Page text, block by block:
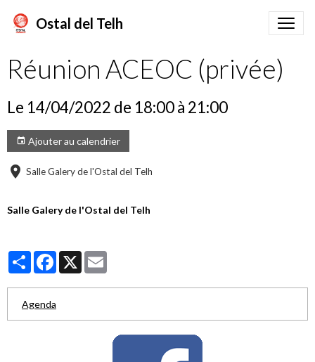
Ostal del Telh
Réunion ACEOC (privée)
Le 14/04/2022 de 18:00à 21:00
Ajouter au calendrier
Salle Galery de l'Ostal del Telh
Salle Galery de l'Ostal del Telh
PartagerFacebook
X
Agenda